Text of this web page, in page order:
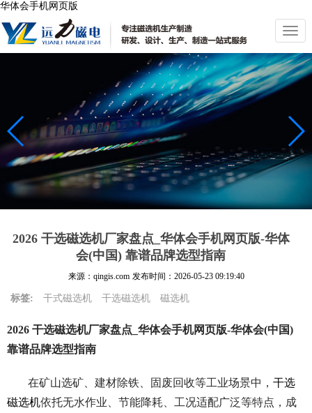
华体会手机网页版
切
换
导
航
2026 干选磁选机厂家盘点_华体会手机网页版-华体
会(中国) 靠谱品牌选型指南
来源：qingis.com 发布时间： 2026-05-23 09:19:40
标签: 干式磁选机 干选磁选机 磁选机
2026 干选磁选机厂家盘点_华体会手机网页版-华体会(中国)
靠谱品牌选型指南
在矿山选矿、建材除铁、固废回收等工业场景中， 干选
磁选机依托无水作业、节能降耗、工况适配广泛等特点，成